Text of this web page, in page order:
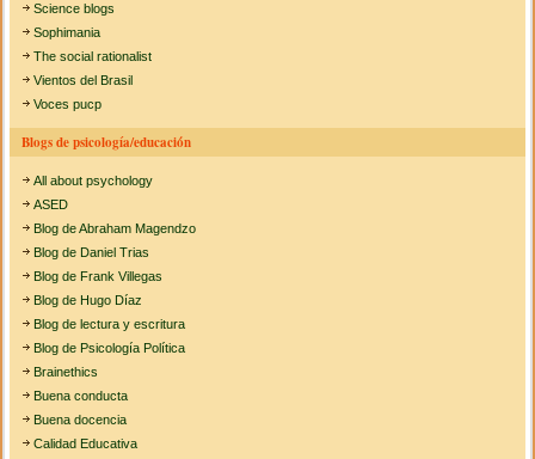
Science blogs
Sophimania
The social rationalist
Vientos del Brasil
Voces pucp
Blogs de psicología/educación
All about psychology
ASED
Blog de Abraham Magendzo
Blog de Daniel Trias
Blog de Frank Villegas
Blog de Hugo Díaz
Blog de lectura y escritura
Blog de Psicología Política
Brainethics
Buena conducta
Buena docencia
Calidad Educativa